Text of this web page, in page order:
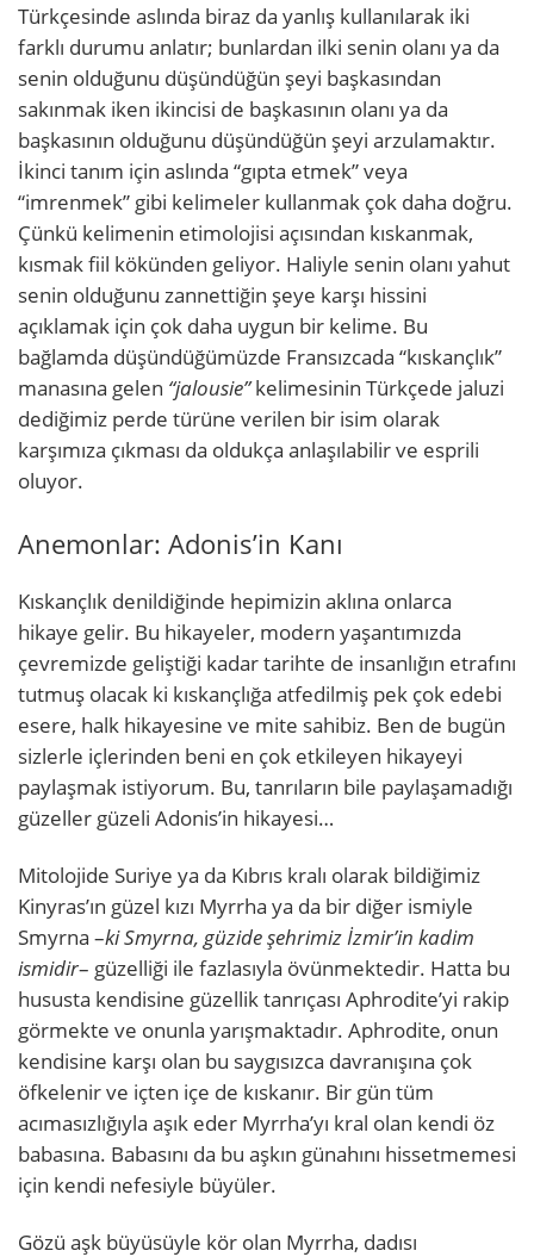
Türkçesinde aslında biraz da yanlış kullanılarak iki
farklı durumu anlatır; bunlardan ilki senin olanı ya da
senin olduğunu düşündüğün şeyi başkasından
sakınmak iken ikincisi de başkasının olanı ya da
başkasının olduğunu düşündüğün şeyi arzulamaktır.
İkinci tanım için aslında “gıpta etmek” veya
“imrenmek” gibi kelimeler kullanmak çok daha doğru.
Çünkü kelimenin etimolojisi açısından kıskanmak,
kısmak fiil kökünden geliyor. Haliyle senin olanı yahut
senin olduğunu zannettiğin şeye karşı hissini
açıklamak için çok daha uygun bir kelime. Bu
bağlamda düşündüğümüzde Fransızcada “kıskançlık”
manasına gelen “jalousie”kelimesinin Türkçede jaluzi
dediğimiz perde türüne verilen bir isim olarak
karşımıza çıkması da oldukça anlaşılabilir ve esprili
oluyor.
Anemonlar: Adonis’in Kanı
Kıskançlık denildiğinde hepimizin aklına onlarca
hikaye gelir. Bu hikayeler, modern yaşantımızda
çevremizde geliştiği kadar tarihte de insanlığın etrafını
tutmuş olacak ki kıskançlığa atfedilmiş pek çok edebi
esere, halk hikayesine ve mite sahibiz. Ben de bugün
sizlerle içlerinden beni en çok etkileyen hikayeyi
paylaşmak istiyorum. Bu, tanrıların bile paylaşamadığı
güzeller güzeli Adonis’in hikayesi…
Mitolojide Suriye ya da Kıbrıs kralı olarak bildiğimiz
Kinyras’ın güzel kızı Myrrha ya da bir diğer ismiyle
Smyrna –ki Smyrna, güzide şehrimiz İzmir’in kadim
ismidir– güzelliği ile fazlasıyla övünmektedir. Hatta bu
hususta kendisine güzellik tanrıçası Aphrodite’yi rakip
görmekte ve onunla yarışmaktadır. Aphrodite, onun
kendisine karşı olan bu saygısızca davranışına çok
öfkelenir ve içten içe de kıskanır. Bir gün tüm
acımasızlığıyla aşık eder Myrrha’yı kral olan kendi öz
babasına. Babasını da bu aşkın günahını hissetmemesi
için kendi nefesiyle büyüler.
Gözü aşk büyüsüyle kör olan Myrrha, dadısı